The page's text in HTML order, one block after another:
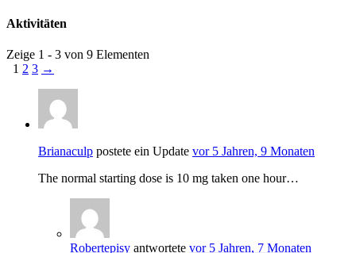
Aktivitäten
Zeige 1 - 3 von 9 Elementen
1 2 3 →
Brianaculp postete ein Update vor 5 Jahren, 9 Monaten
The normal starting dose is 10 mg taken one hour…
Robertepisy antwortete vor 5 Jahren, 7 Monaten